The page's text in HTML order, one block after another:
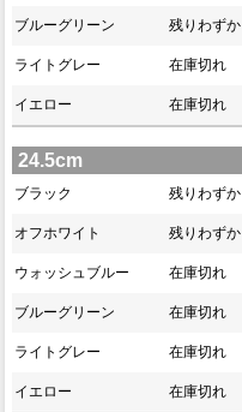
ブルーグリーン 残りわずか
ライトグレー 在庫切れ
イエロー 在庫切れ
24.5cm
ブラック 残りわずか
オフホワイト 残りわずか
ウォッシュブルー 在庫切れ
ブルーグリーン 在庫切れ
ライトグレー 在庫切れ
イエロー 在庫切れ